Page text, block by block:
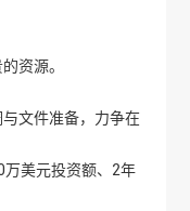
资源。
文件准备，力争在
美元投资额、2年